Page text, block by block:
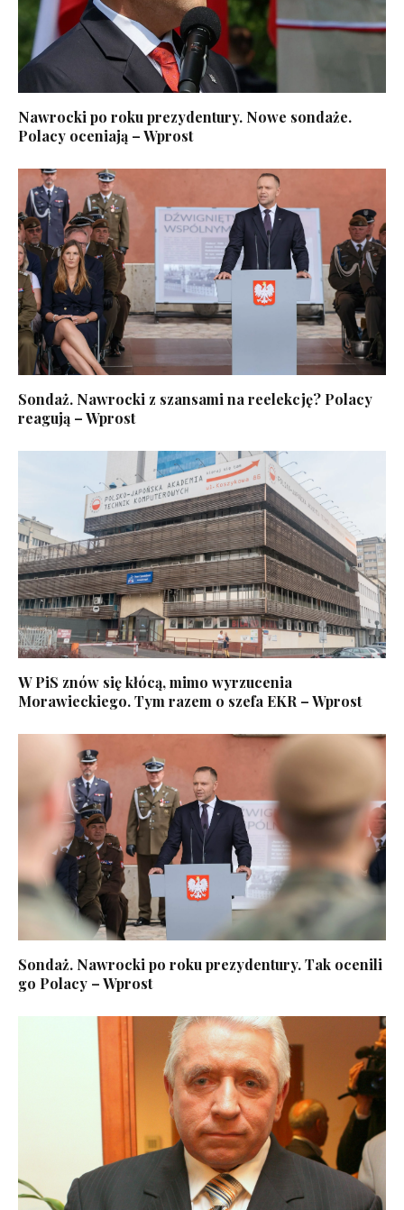
Nawrocki po roku prezydentury. Nowe sondaże.
Polacy oceniają – Wprost
Sondaż. Nawrocki z szansami na reelekcję? Polacy
reagują – Wprost
W PiS znów się kłócą, mimo wyrzucenia
Morawieckiego. Tym razem o szefa EKR – Wprost
Sondaż. Nawrocki po roku prezydentury. Tak ocenili
go Polacy – Wprost